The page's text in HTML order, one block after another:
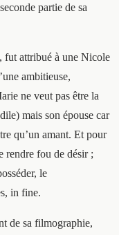
partie de sa
fut attribué à une Nicole
ambitieuse,
ne veut pas être la
mais son épouse car
qu’un amant. Et pour
rendre fou de désir ;
le
in fine.
de sa filmographie,